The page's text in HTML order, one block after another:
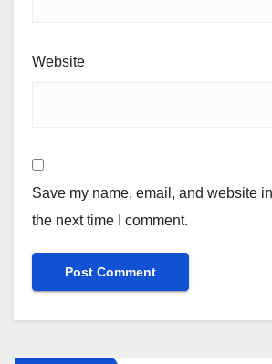
Website
Save my name, email, and website
the next time I comment.